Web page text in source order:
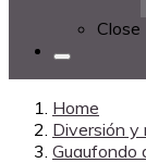
Close
Home
Diversión y
Guaufondo